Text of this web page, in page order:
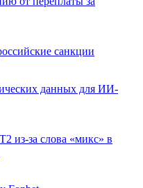
санкции
данных для ИИ-
из-за слова «микс» в